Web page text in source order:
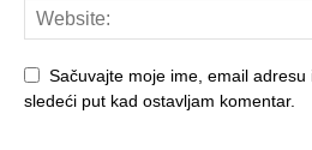
Sačuvajte moje ime, email
sledeći put kad ostavljam komentar.